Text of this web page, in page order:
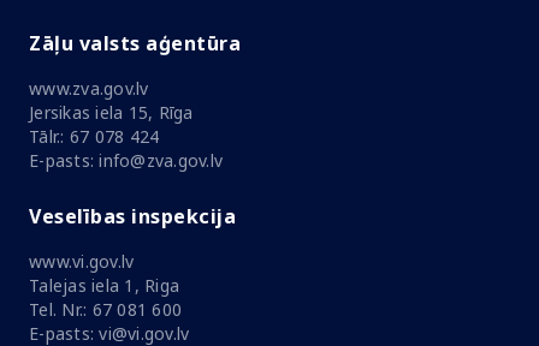
Zāļu valsts aģentūra
www.zva.gov.lv
Jersikas iela 15, Rīga
Tālr.: 67 078 424
E-pasts: info@zva.gov.lv
Veselības inspekcija
www.vi.gov.lv
Talejas iela 1, Riga
Tel. Nr.: 67 081 600
E-pasts: vi@vi.gov.lv